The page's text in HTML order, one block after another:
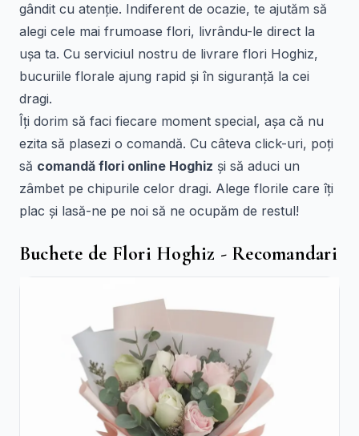
gândit cu atenție. Indiferent de ocazie, te ajutăm să
alegi cele mai frumoase flori, livrându-le direct la
ușa ta. Cu serviciul nostru de livrare flori Hoghiz,
bucuriile florale ajung rapid și în siguranță la cei
dragi.
Îți dorim să faci fiecare moment special, așa că nu
ezita să plasezi o comandă. Cu câteva click-uri, poți
să comandă flori online Hoghiz și să aduci un
zâmbet pe chipurile celor dragi. Alege florile care îți
plac și lasă-ne pe noi să ne ocupăm de restul!
Buchete de Flori Hoghiz - Recomandari